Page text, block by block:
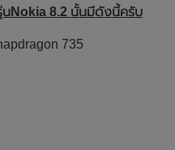
นNokia 8.2 นั้นมีดังนี้ครับ
735